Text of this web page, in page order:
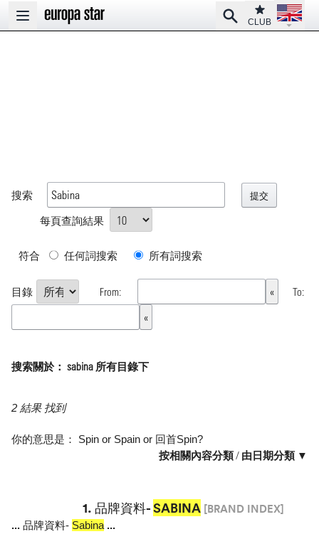
Open main menu
SearchClub
CLUB
Open
搜索
每頁查詢結果
符合 任何詞搜索 所有詞搜索
目錄 From: To:
搜索關於： sabina 所有目錄下
2 結果 找到
你的意思是： Spin or Spain or 回首Spin?
按相關內容分類/ 由日期分類 ▼
1. 品牌資料-SABINA [BRAND INDEX]
... 品牌資料- Sabina ...